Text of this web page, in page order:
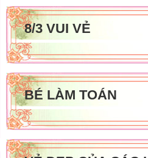
8/3 VUI VẺ
BÉ LÀM TOÁN